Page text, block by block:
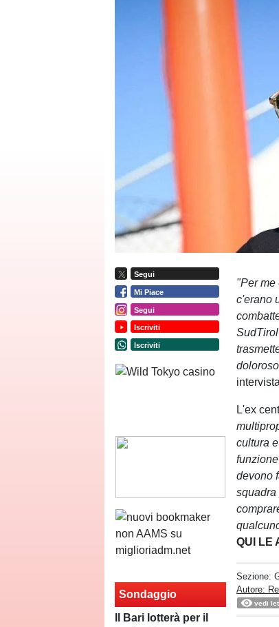
Segui
Mi Piace
Segui
Iscriviti
Iscriviti
Sondaggio
Il Bari lotterà per il
"Per me
c'erano
L'ex
cultura
devono
squadra
QUI LE
Sezione:
Autore:
vedi